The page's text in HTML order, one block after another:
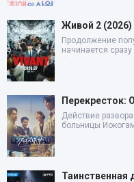
Живой 2 (2026)
Продолжение
начинается
Перекресток:
Действие
больницы
Таинственная